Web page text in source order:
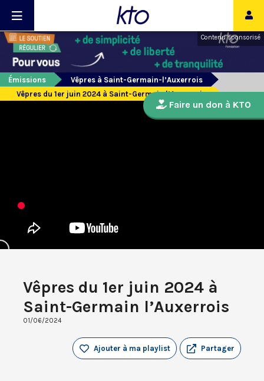
Contenu sponsorisé
Émissions
Vêpres à Saint-Germain-l’Auxerrois
Vêpres du 1er juin 2024 à Saint-Germain l’Auxerrois
Vêpres du 1er juin 2024 à
Saint-Germain l’Auxerrois
01/06/2024
Partager
Ajouter à ma playlist
Faire un don à KTO